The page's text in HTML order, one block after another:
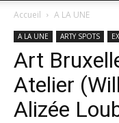
Accueil A LA UNE
A LA UNE ARTY SPOTS
Art
Atelier
Alizée